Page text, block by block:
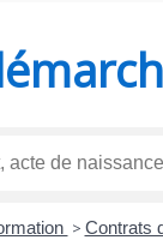
> Contrats